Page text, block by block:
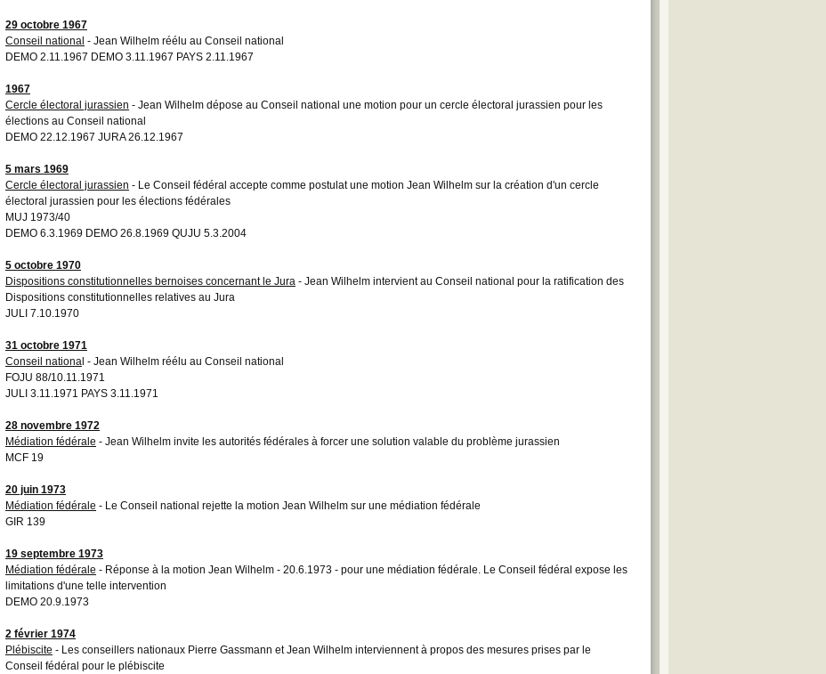
29 octobre 1967
Conseil national - Jean Wilhelm réélu au Conseil national
DEMO 2.11.1967 DEMO 3.11.1967 PAYS 2.11.1967
1967
Cercle électoral jurassien - Jean Wilhelm dépose au Conseil national une motion pour un cercle électoral jurassien pour les
élections au Conseil national
DEMO 22.12.1967 JURA 26.12.1967
5 mars 1969
Cercle électoral jurassien - Le Conseil fédéral accepte comme postulat une motion Jean Wilhelm sur la création d'un cercle
électoral jurassien pour les élections fédérales
MUJ 1973/40
DEMO 6.3.1969 DEMO 26.8.1969 QUJU 5.3.2004
5 octobre 1970
Dispositions constitutionnelles bernoises concernant le Jura - Jean Wilhelm intervient au Conseil national pour la ratification des
Dispositions constitutionnelles relatives au Jura
JULI 7.10.1970
31 octobre 1971
Conseil national - Jean Wilhelm réélu au Conseil national
FOJU 88/10.11.1971
JULI 3.11.1971 PAYS 3.11.1971
28 novembre 1972
Médiation fédérale - Jean Wilhelm invite les autorités fédérales à forcer une solution valable du problème jurassien
MCF 19
20 juin 1973
Médiation fédérale - Le Conseil national rejette la motion Jean Wilhelm sur une médiation fédérale
GIR 139
19 septembre 1973
Médiation fédérale - Réponse à la motion Jean Wilhelm - 20.6.1973 - pour une médiation fédérale. Le Conseil fédéral expose les
limitations d'une telle intervention
DEMO 20.9.1973
2 février 1974
Plébiscite - Les conseillers nationaux Pierre Gassmann et Jean Wilhelm interviennent à propos des mesures prises par le
Conseil fédéral pour le plébiscite